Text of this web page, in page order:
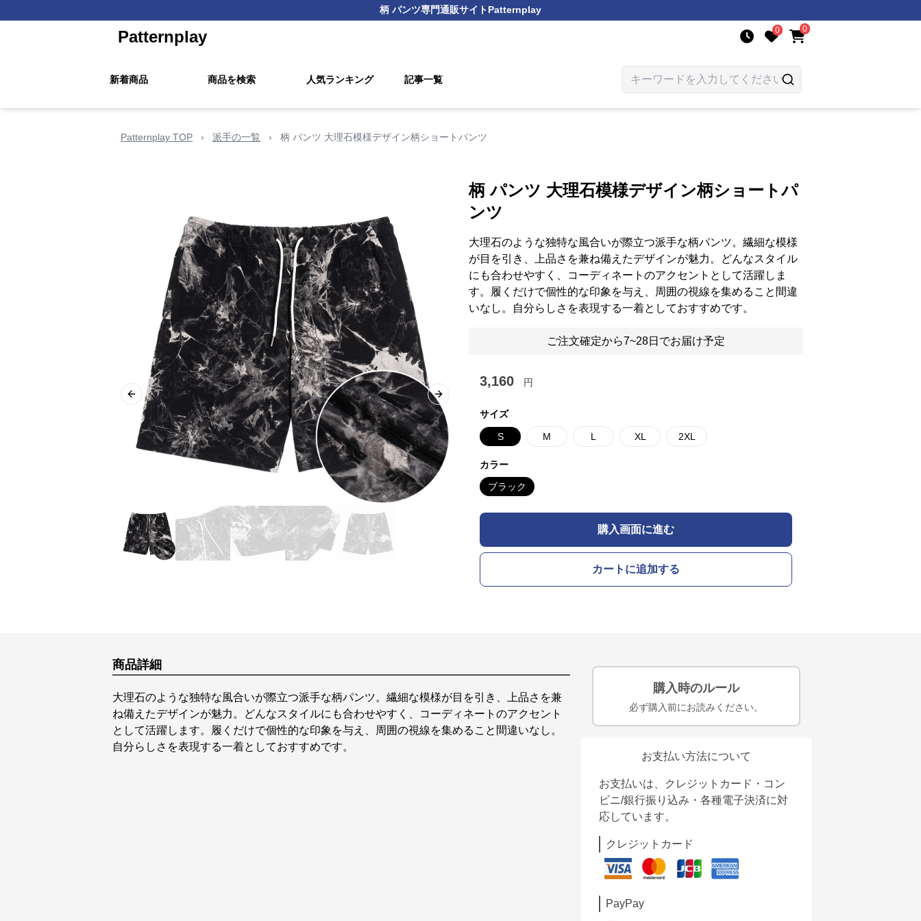
柄 パンツ専門通販サイトPatternplay
Patternplay 0 0
新着商品 商品を検索 人気ランキング 記事一覧
Patternplay TOP › 派手の一覧 › 柄 パンツ 大理石模様デザイン柄ショートパンツ
Previous slide Next slide
柄 パンツ 大理石模様デザイン柄ショートパ
ンツ
大理石のような独特な風合いが際立つ派手な柄パンツ。繊細な模様
が目を引き、上品さを兼ね備えたデザインが魅力。どんなスタイル
にも合わせやすく、コーディネートのアクセントとして活躍しま
す。履くだけで個性的な印象を与え、周囲の視線を集めること間違
いなし。自分らしさを表現する一着としておすすめです。
ご注文確定から7~28日でお届け予定
3,160 円
サイズ
S M L XL 2XL
カラー
ブラック
購入画面に進む
カートに追加する
商品詳細
大理石のような独特な風合いが際立つ派手な柄パンツ。繊細な模様が目を引き、上品さを兼
ね備えたデザインが魅力。どんなスタイルにも合わせやすく、コーディネートのアクセント
として活躍します。履くだけで個性的な印象を与え、周囲の視線を集めること間違いなし。
自分らしさを表現する一着としておすすめです。
購入時のルール
必ず購入前にお読みください。
お支払い方法について
お支払いは、クレジットカード・コン
ビニ/銀行振り込み・各種電子決済に対
応しています。
クレジットカード
PayPay